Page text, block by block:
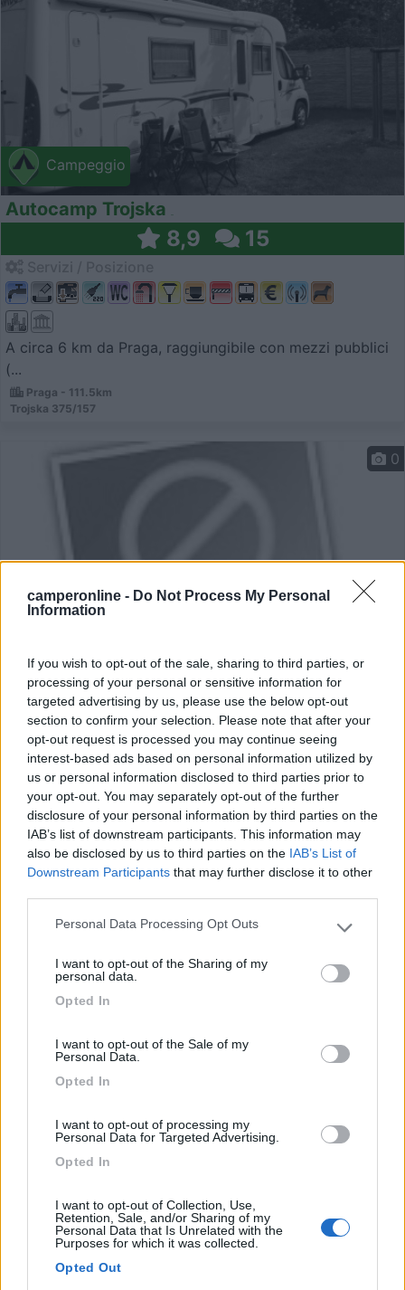
camperonline - Do Not Process My Personal
Information
If you wish to opt-out of the sale, sharing to third parties, or
processing of your personal or sensitive information for
targeted advertising by us, please use the below opt-out
section to confirm your selection. Please note that after your
opt-out request is processed you may continue seeing
interest-based ads based on personal information utilized by
us or personal information disclosed to third parties prior to
your opt-out. You may separately opt-out of the further
disclosure of your personal information by third parties on the
IAB’s list of downstream participants. This information may
also be disclosed by us to third parties on the IAB’s List of
Downstream Participants that may further disclose it to other
Please note that this website/app uses one or more Google
not limited to your visit or usage behaviour. You may click to
grant or deny consent to Google and its third-party tags to
use your data for below specified purposes in below Google
Personal Data Processing Opt Outs
I want to opt-out of the Sharing of my
personal data.
Opted In
I want to opt-out of the Sale of my
Personal Data.
Opted In
I want to opt-out of processing my
Personal Data for Targeted Advertising.
Opted In
I want to opt-out of Collection, Use,
Retention, Sale, and/or Sharing of my
Personal Data that Is Unrelated with the
Purposes for which it was collected.
Opted Out
Campeggio
Autocamp Trojska
8,9 15
A circa 6 km da Praga, raggiungibile con mezzi pubblici
(...
Praga - 111.5km
Trojska 375/157
Campeggio
0
Camp Herzog
6,3 3
Servizi / Posizione
A circa 7 km dal centro storico, raggiungibile per 24
ore...
Praga - 111.5km
PragueCamp Area
6,7 3